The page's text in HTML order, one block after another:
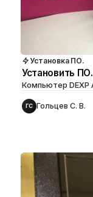
Установка ПО.
Установить ПО.
Компьютер DEXP
ГС Гольцев С. В.